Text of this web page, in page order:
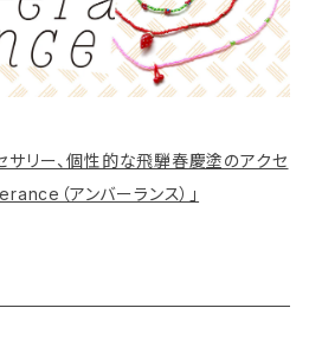
サリー、個性的な飛騨春慶塗のアクセ
（アンバーランス）」